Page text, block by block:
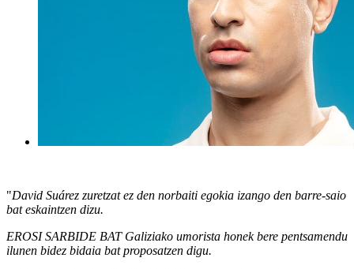
"David Suárez zuretzat ez den norbaiti egokia izango den barre-saio
bat eskaintzen dizu.
EROSI SARBIDE BAT Galiziako umorista honek bere pentsamendu
ilunen bidez bidaia bat proposatzen digu.